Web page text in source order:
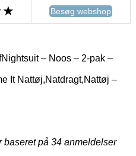
Besøg webshop
– Noos – 2-pak –
It Nattøj,Natdragt,Nattøj –
baseret på 34 anmeldelser